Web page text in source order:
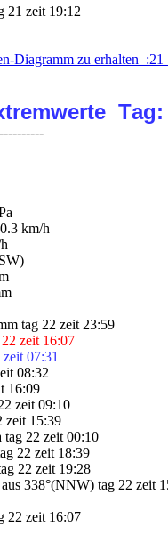
21 zeit 19:12
Diagramm zu erhalten  :21
Tag:
km/h
zeit 16:07
07:31
08:32
16:09
zeit 09:10
zeit 15:39
22 zeit 00:10
22 zeit 18:39
22 zeit 19:28
338°(NNW) tag 22 zeit
22 zeit 16:07